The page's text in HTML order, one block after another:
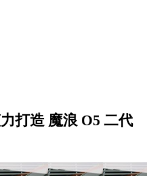
打造 魔浪 O5 二代